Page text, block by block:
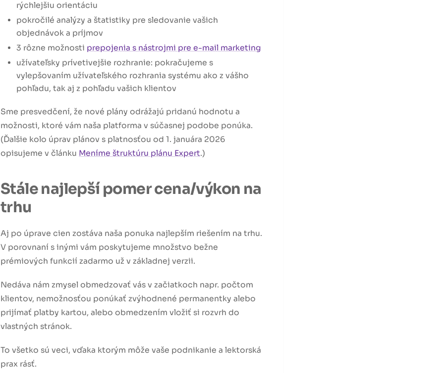
rýchlejšiu orientáciu
pokročilé analýzy a štatistiky pre sledovanie vašich
objednávok a príjmov
3 rôzne možnosti prepojenia s nástrojmi pre e-mail marketing
užívateľsky prívetivejšie rozhranie: pokračujeme s
vylepšovaním užívateľského rozhrania systému ako z vášho
pohľadu, tak aj z pohľadu vašich klientov
Sme presvedčení, že nové plány odrážajú pridanú hodnotu a
možnosti, ktoré vám naša platforma v súčasnej podobe ponúka.
(Ďalšie kolo úprav plánov s platnosťou od 1. januára 2026
opisujeme v článku Meníme štruktúru plánu Expert.)
Stále najlepší pomer cena/výkon na
trhu
Aj po úprave cien zostáva naša ponuka najlepším riešením na trhu.
V porovnaní s inými vám poskytujeme množstvo bežne
prémiových funkcií zadarmo už v základnej verzii.
Nedáva nám zmysel obmedzovať vás v začiatkoch napr. počtom
klientov, nemožnosťou ponúkať zvýhodnené permanentky alebo
prijímať platby kartou, alebo obmedzením vložiť si rozvrh do
vlastných stránok.
To všetko sú veci, vďaka ktorým môže vaše podnikanie a lektorská
prax rásť.